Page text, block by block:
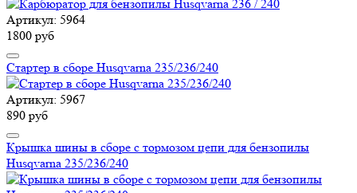
Артикул: 5964
1800 руб
Стартер в сборе Husqvarna 235/236/240
Артикул: 5967
890 руб
Крышка шины в сборе с тормозом цепи для бензопилы
Husqvarna 235/236/240